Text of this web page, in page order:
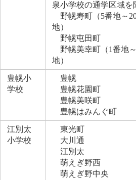
泉小学校の通学区域を
野幌寿町（5番地～
地）
野幌屯田町
野幌美幸町（1番地
地）
豊幌小
学校
豊幌
豊幌花園町
豊幌美咲町
豊幌はみんぐ町
江別太
小学校
東光町
大川通
江別太
萌えぎ野西
萌えぎ野中央